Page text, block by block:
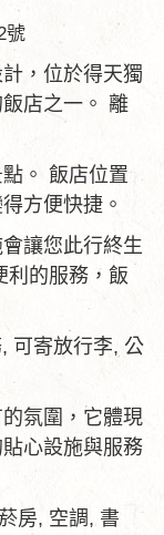
號
，位於得天獨
店之一。 離
。 飯店位置
方便快捷。
讓您此行終生
利的服務，飯
可寄放行李, 公
氛圍，它體現
心設施與服務
房, 空調, 書